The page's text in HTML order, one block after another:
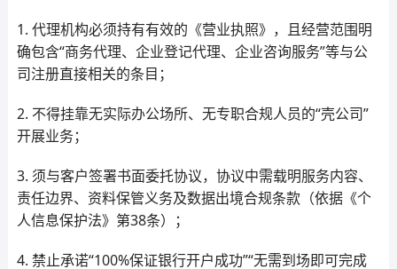
1. 代理机构必须持有有效的《营业执照》，且经营范围明
确包含“商务代理、企业登记代理、企业咨询服务”等与公
司注册直接相关的条目；
2. 不得挂靠无实际办公场所、无专职合规人员的“壳公司”
开展业务；
3. 须与客户签署书面委托协议，协议中需载明服务内容、
责任边界、资料保管义务及数据出境合规条款（依据《个
人信息保护法》第38条）；
4. 禁止承诺“100%保证银行开户成功”“无需到场即可完成